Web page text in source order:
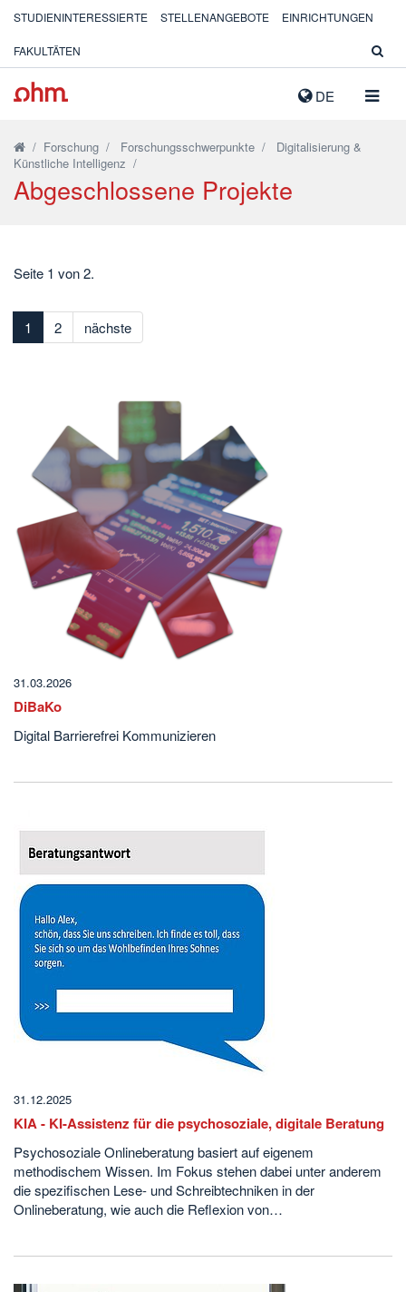
DE
STUDIENINTERESSIERTE STELLENANGEBOTE EINRICHTUNGEN
FAKULTÄTEN
/ Forschung / Forschungsschwerpunkte / Digitalisierung &
Künstliche Intelligenz /
Abgeschlossene Projekte
Seite 1 von 2.
1 2 nächste
31.03.2026
DiBaKo
Digital Barrierefrei Kommunizieren
31.12.2025
KIA - KI-Assistenz für die psychosoziale, digitale Beratung
Psychosoziale Onlineberatung basiert auf eigenem
methodischem Wissen. Im Fokus stehen dabei unter anderem
die spezifischen Lese- und Schreibtechniken in der
Onlineberatung, wie auch die Reflexion von…